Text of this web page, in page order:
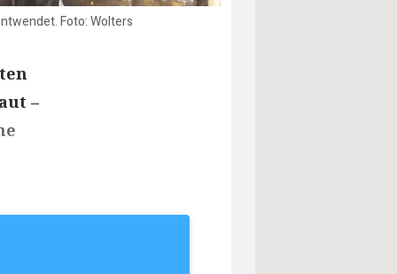
Foto: Wolters
–